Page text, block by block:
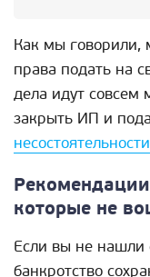
Как мы говорили,
права подать на
дела идут совсем
закрыть ИП и
несостоятельности
которые не
Если вы не нашли
банкротство